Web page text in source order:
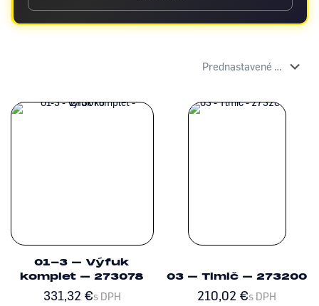
01-3 – Výfuk
komplet – 273078
331,32 €s DPH
03 – Tlmič – 273200
210,02 €s DPH